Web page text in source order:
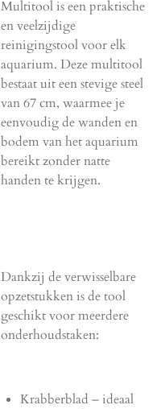
Multitool is een praktische
en veelzijdige
reinigingstool voor elk
aquarium. Deze multitool
bestaat uit een stevige steel
van 67 cm, waarmee je
eenvoudig de wanden en
bodem van het aquarium
bereikt zonder natte
handen te krijgen.
Dankzij de verwisselbare
opzetstukken is de tool
geschikt voor meerdere
onderhoudstaken:
Krabberblad – ideaal